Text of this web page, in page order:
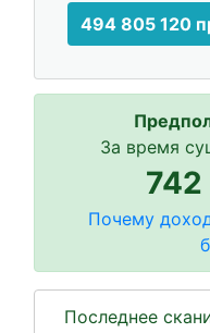
494 805 120
За время
742
Почему
Последнее